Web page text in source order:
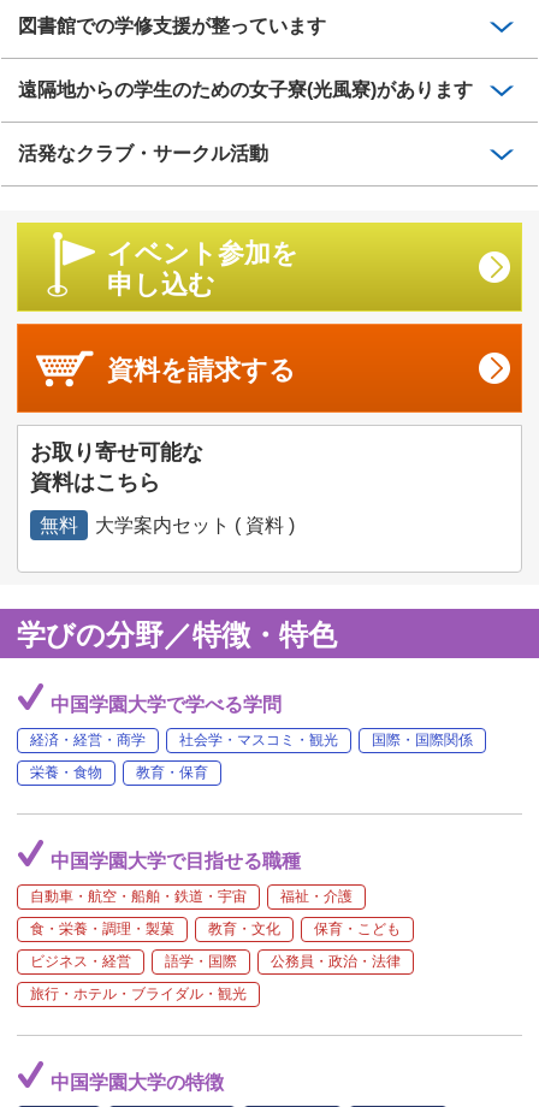
図書館での学修支援が整っています
遠隔地からの学生のための女子寮(光風寮)があります
活発なクラブ・サークル活動
イベント参加を
申し込む
資料を請求する
お取り寄せ可能な
資料はこちら
無料 大学案内セット ( 資料 )
学びの分野／特徴・特色
中国学園大学で学べる学問
経済・経営・商学 社会学・マスコミ・観光
国際・国際関係
栄養・食物
教育・保育
中国学園大学で目指せる職種
自動車・航空・船舶・鉄道・宇宙
福祉・介護
食・栄養・調理・製菓
教育・文化
保育・こども
ビジネス・経営
語学・国際
公務員・政治・法律
旅行・ホテル・ブライダル・観光
中国学園大学の特徴